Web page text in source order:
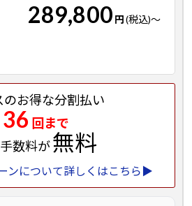
289,800 円(税込)～
のお得な分割払い
36 回まで
数料が無料
ンについて詳しくはこちら▶